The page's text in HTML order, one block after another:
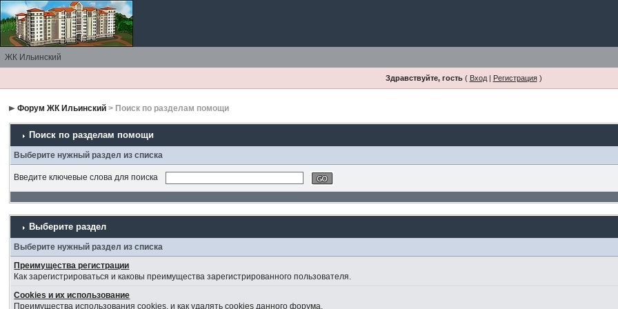
ЖК Ильинский
Здравствуйте, гость( Вход| Регистрация)
Форум ЖК Ильинский > Поиск по разделам помощи
Поиск по разделам помощи
Выберите нужный раздел из списка
Введите ключевые слова для поиска
Выберите раздел
Выберите нужный раздел из списка
Преимущества регистрации
Как зарегистрироваться и каковы преимущества зарегистрированного пользователя.
Cookies и их использование
Преимущества использования cookies, и как удалять cookies данного форума.